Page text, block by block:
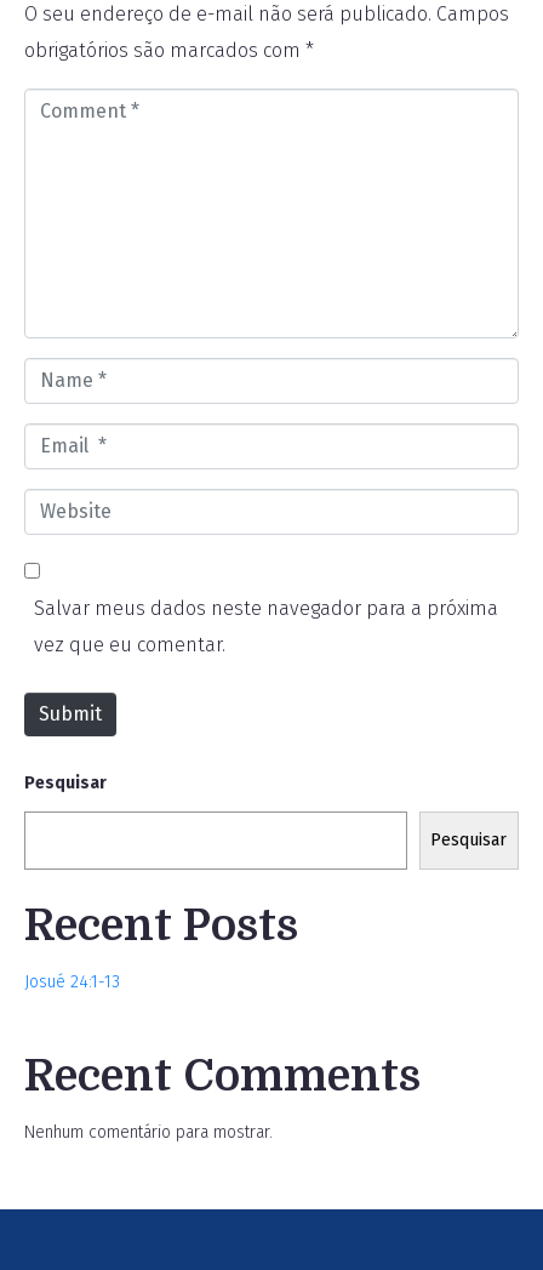
O seu endereço de e-mail não será publicado. Campos
obrigatórios são marcados com *
*
a
e
m
l
e
b
t
Salvar meus dados neste navegador para a próxima
vez que eu comentar.
Submit
Pesquisar
Pesquisar
Recent Posts
Josué 24:1-13
Recent Comments
Nenhum comentário para mostrar.